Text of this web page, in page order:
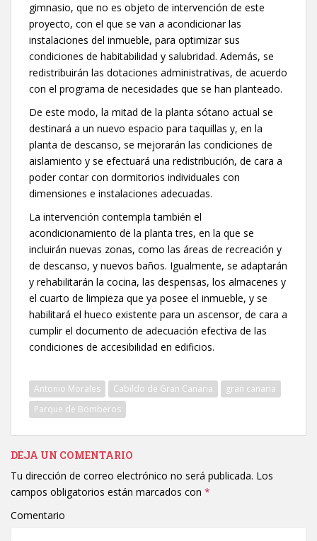
gimnasio, que no es objeto de intervención de este
proyecto, con el que se van a acondicionar las
instalaciones del inmueble, para optimizar sus
condiciones de habitabilidad y salubridad. Además, se
redistribuirán las dotaciones administrativas, de acuerdo
con el programa de necesidades que se han planteado.
De este modo, la mitad de la planta sótano actual se
destinará a un nuevo espacio para taquillas y, en la
planta de descanso, se mejorarán las condiciones de
aislamiento y se efectuará una redistribución, de cara a
poder contar con dormitorios individuales con
dimensiones e instalaciones adecuadas.
La intervención contempla también el
acondicionamiento de la planta tres, en la que se
incluirán nuevas zonas, como las áreas de recreación y
de descanso, y nuevos baños. Igualmente, se adaptarán
y rehabilitarán la cocina, las despensas, los almacenes y
el cuarto de limpieza que ya posee el inmueble, y se
habilitará el hueco existente para un ascensor, de cara a
cumplir el documento de adecuación efectiva de las
condiciones de accesibilidad en edificios.
Antonio Morales Cabildo de Gran Canaria
gran canaria
Parque de Bomberos
DEJA UN COMENTARIO
Tu dirección de correo electrónico no será publicada. Los
campos obligatorios están marcados con *
Comentario